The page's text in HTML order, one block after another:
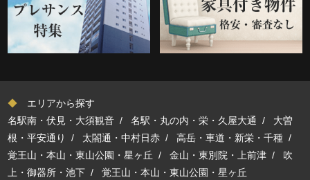
◆ エリアから探す
名駅南・伏見・大須観音 /名駅・丸の内・栄・久屋大通 / 大曽
根・平安通り
/ 太閤通・中村日赤 /高岳・車道・新栄・千種 /
覚王山・本山・東山公園・星ヶ丘 /金山・東別院・上前津 / 吹
上・御器所・池下 /覚王山・本山・東山公園・星ヶ丘